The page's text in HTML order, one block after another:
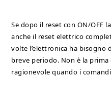
Se dopo il reset con ON/OFF
anche il reset elettrico
volte l’elettronica ha bisogno
breve periodo. Non è la
ragionevole quando i